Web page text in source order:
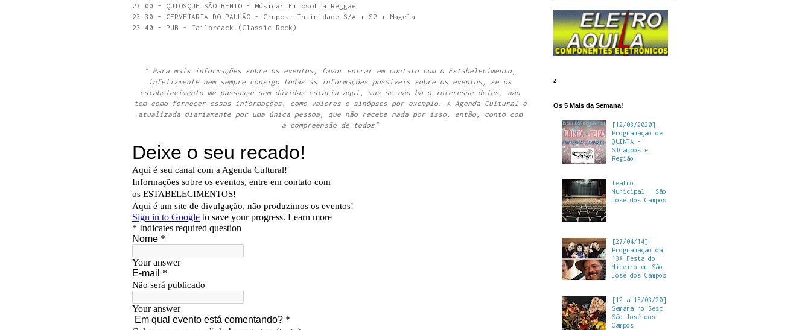
23:00 - QUIOSQUE SÃO BENTO - Música: Filosofia Reggae
23:30 - CERVEJARIA DO PAULÃO - Grupos: Intimidade S/A + S2 + Magela
23:40 - PUB - Jailbreack (Classic Rock)
" Para mais informações sobre os eventos, favor entrar em contato com o Estabelecimento,
infelizmente nem sempre consigo todas as informações possíveis sobre os eventos, se os
estabelecimento me passasse sem dúvidas estaria aqui, mas se não há o interesse deles, não
tem como fornecer essas informações, como valores e sinópses por exemplo. A Agenda Cultural é
atualizada diariamente por uma única pessoa, que não recebe nada por isso, então, conto com
a compreensão de todos"
z
Os 5 Mais da Semana!
[12/03/2020]
Programação de
QUINTA -
SJCampos e
Região!
Teatro
Municipal - São
José dos Campos
[27/04/14]
Programação da
13ª Festa do
Mineiro em São
José dos Campos
[12 a 15/03/20]
Semana no Sesc
São José dos
Campos